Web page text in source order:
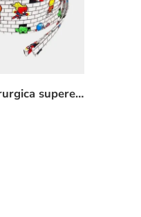
Cuffietta chirurgica supereroi kawaii mattoncini